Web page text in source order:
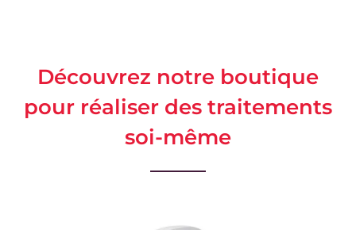
Découvrez notre boutique
pour réaliser des traitements
soi-même